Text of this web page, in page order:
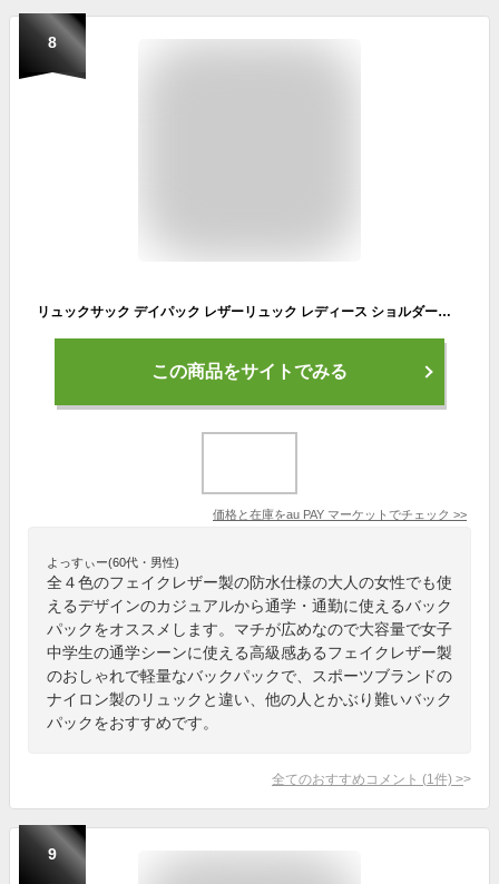
8
リュックサック デイパック レザーリュック レディース ショルダーバッグ シンプル 革 レザー 3WAY きれい 学生 アウトレット 無地 プレ
この商品をサイトでみる
価格と在庫をau PAY マーケット でチェック >>
よっすぃー(60代・男性)
全４色のフェイクレザー製の防水仕様の大人の女性でも使
えるデザインのカジュアルから通学・通勤に使えるバック
パックをオススメします。マチが広めなので大容量で女子
中学生の通学シーンに使える高級感あるフェイクレザー製
のおしゃれで軽量なバックパックで、スポーツブランドの
ナイロン製のリュックと違い、他の人とかぶり難いバック
パックをおすすめです。
全てのおすすめコメント (1 件) >
9